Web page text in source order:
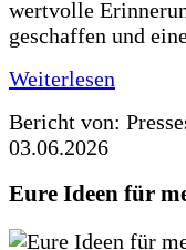
wertvolle
geschaffen und
Weiterlesen
Bericht von:
03.06.2026
Eure Ideen für